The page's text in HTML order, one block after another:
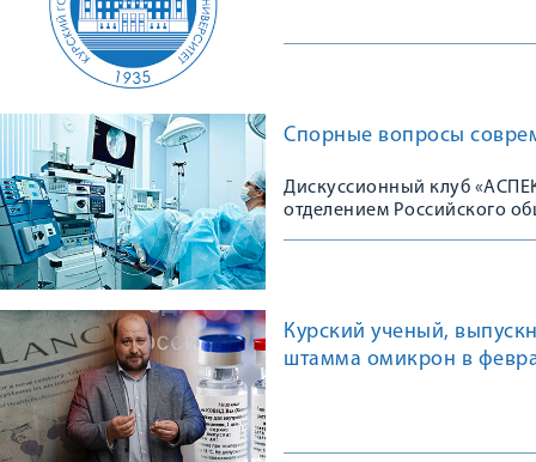
Спорные вопросы
Дискуссионный клуб
отделением Российского
Курский ученый,
штамма омикрон в